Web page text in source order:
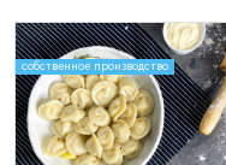
собственное производство